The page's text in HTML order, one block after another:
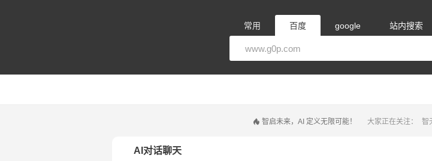
常用 百度 google 站内搜索
大家正在关注： 智
智启未来，AI 定义无限可能！
AI对话聊天